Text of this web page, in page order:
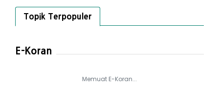
Topik Terpopuler
E-Koran
Memuat E-Koran...